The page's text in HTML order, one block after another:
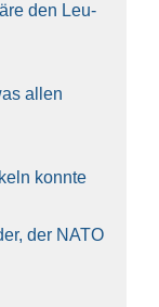
den Leu­
allen
konn­te
der NATO